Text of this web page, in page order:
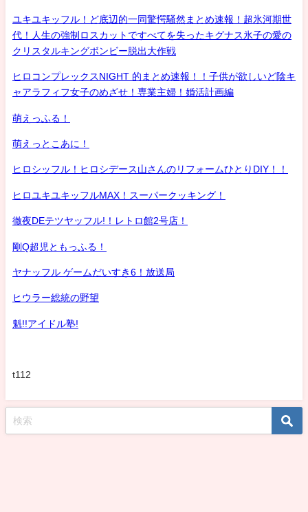
ユキユキッフル！ど底辺的一同驚愕騒然まとめ速報！超氷河期世
代！人生の強制ロスカットですべてを失ったキグナス氷子の愛の
クリスタルキングボンビー脱出大作戦
ヒロコンプレックスNIGHT 的まとめ速報！！子供が欲しいど陰キ
ャアラフィフ女子のめざせ！専業主婦！婚活計画編
萌えっふる！
萌えっとこあに！
ヒロシッフル！ヒロシデース山さんのリフォームひとりDIY！！
ヒロユキユキッフルMAX！スーパークッキング！
徹夜DEテツヤッフル!！レトロ館2号店！
剛Q超児ともっふる！
ヤナッフル ゲームだいすき6！放送局
ヒウラー総統の野望
魁!!アイドル塾!
t112